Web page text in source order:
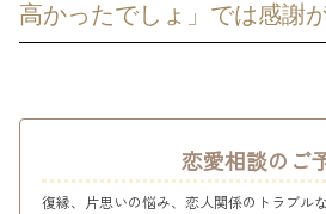
高かったでしょ」では感謝
恋愛相談のご
復縁、片思いの悩み、恋人関係のトラブル